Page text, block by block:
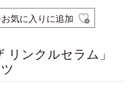
気に入りに追加
リンクルセラム」